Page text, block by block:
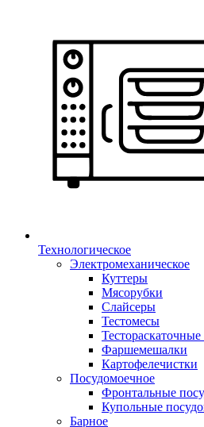
Технологическое
Электромеханическое
Куттеры
Мясорубки
Слайсеры
Тестомесы
Фаршемешалки
Картофелечистки
Посудомоечное
Фронтальные
Купольные
Барное